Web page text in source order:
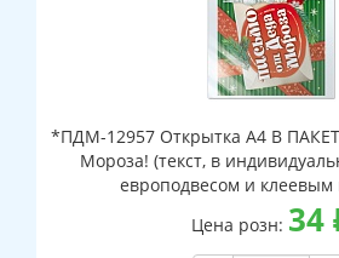
*ПДМ-12957 Открытка А4 В
Мороза! (текст, в
европодвесом и клеевым
Цена розн: 34